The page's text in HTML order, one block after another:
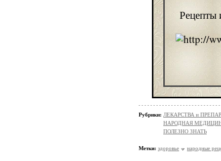
Рецепты
Рубрики: ЛЕКАРСТВА и
НАРОДНАЯ
ПОЛЕЗНО ЗНАТЬ
Метки: здоровье народные